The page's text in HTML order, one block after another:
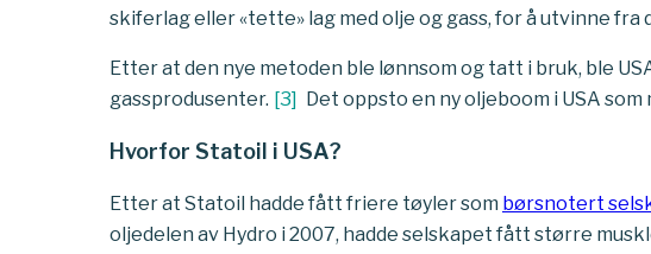
skiferlag eller «tette» lag med olje og gass, for å utvinne fra
Etter at den nye metoden ble lønnsom og tatt i bruk, ble
gassprodusenter. [3] Det oppsto en ny oljeboom i USA
Hvorfor Statoil i USA?
Etter at Statoil hadde fått friere tøyler som børsnotert
oljedelen av Hydro i 2007, hadde selskapet fått større